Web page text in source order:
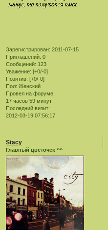
Зарегистрирован: 2011-07-15
Приглашений: 0
Сообщений: 123
Уважение: [+0/-0]
Позитив: [+0/-0]
Пол: Женский
Провел на форуме:
17 часов 59 минут
Последний визит:
2012-03-19 07:56:17
Stacy
Главный цветочек ^^